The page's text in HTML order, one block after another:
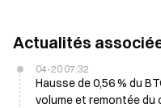
Actualités
04-20 07:32
Hausse de 0,56 % du
volume et remontée